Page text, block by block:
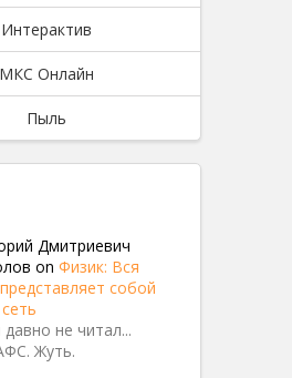
Интерактив
МКС Онлайн
Пыль
Дмитриевич
on Физик: Вся
собой
не читал...
Жуть.